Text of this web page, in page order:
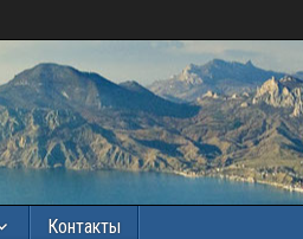
Контакты